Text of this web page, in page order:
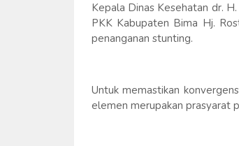
Kepala Dinas Kesehatan dr.
PKK Kabupaten Bima Hj.
penanganan stunting.
Untuk memastikan
elemen merupakan prasyarat